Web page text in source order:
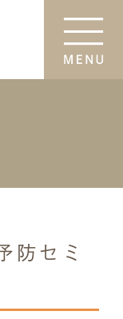
防セミ